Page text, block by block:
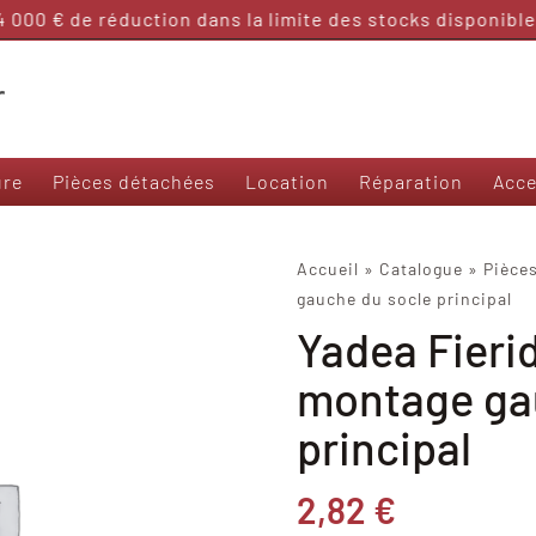
€ de réduction dans la limite des stocks
Nos modèles 50 et sans permis
Pièces détachées Location Réparation
Accueil » Catalogue »
gauche du socle principal
Yadea
montage
principal
2,82 €